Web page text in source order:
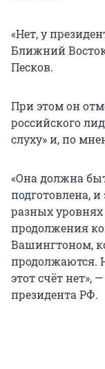
«Нет, у
Ближний
Песков.
При этом он
российского
слуху» и, по
«Она должна
подготовлена,
разных уровнях
продолжения
Вашингтоном,
продолжаются.
этот счёт нет»,
президента РФ.